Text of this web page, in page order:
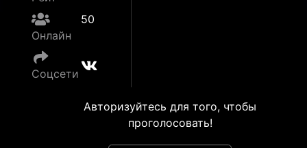
Онлайн
50
Соцсети
Авторизуйтесь для того, чтобы
проголосовать!